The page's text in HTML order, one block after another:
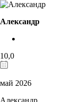
Александр
10,0
май 2026
Александр